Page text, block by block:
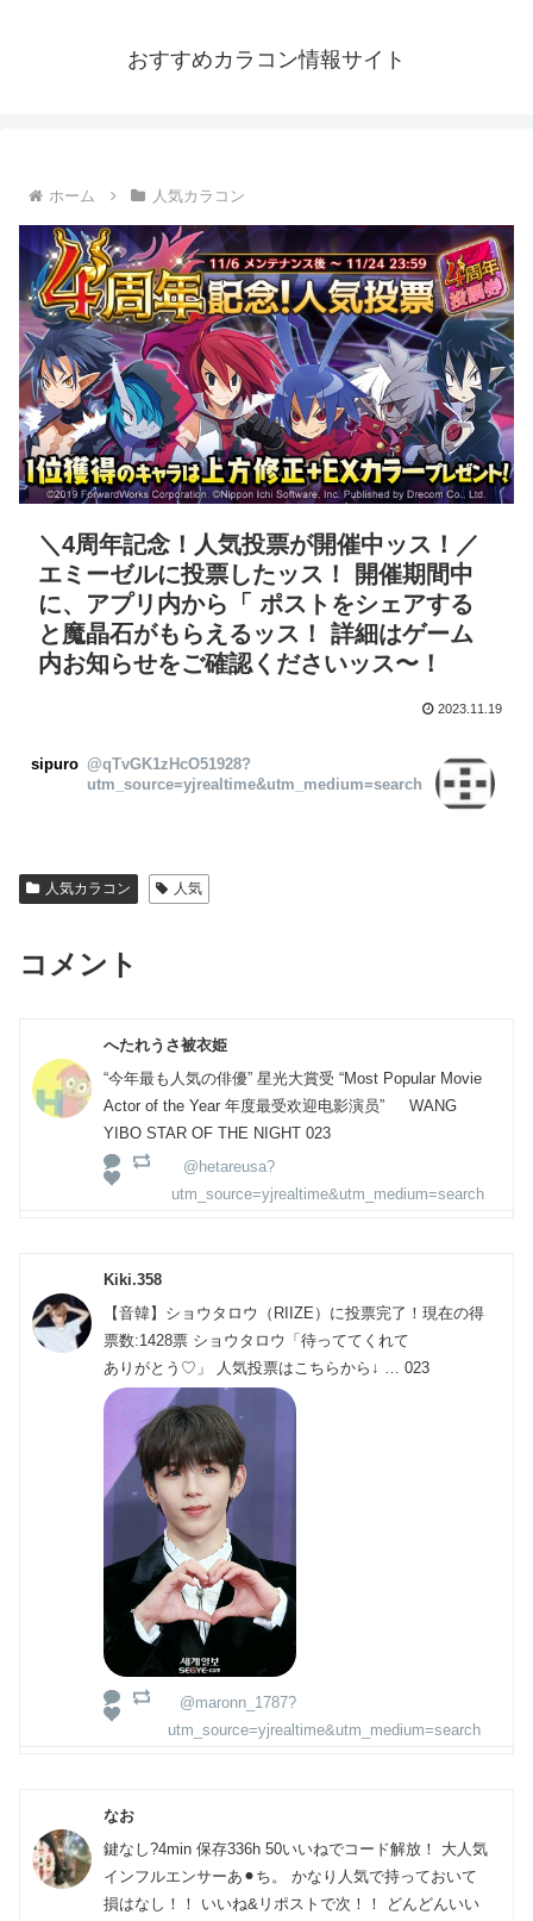
おすすめカラコン情報サイト
ホーム 人気カラコン
＼4周年記念！人気投票が開催中ッス！／
エミーゼルに投票したッス！ 開催期間中
に、アプリ内から「 ポストをシェアする
と魔晶石がもらえるッス！ 詳細はゲーム
内お知らせをご確認くださいッス〜！
2023.11.19
sipuro @qTvGK1zHcO51928?
utm_source=yjrealtime&utm_medium=search
人気カラコン 人気
コメント
へたれうさ被衣姫
“今年最も人気の俳優” 星光大賞受 “Most Popular Movie
Actor of the Year 年度最受欢迎电影演员” WANG
YIBO STAR OF THE NIGHT 023
@hetareusa?
utm_source=yjrealtime&utm_medium=search
Kiki.358
【音韓】ショウタロウ（RIIZE）に投票完了！現在の得
票数:1428票 ショウタロウ「待っててくれて
ありがとう♡」 人気投票はこちらから↓ … 023
@maronn_1787?
utm_source=yjrealtime&utm_medium=search
なお
鍵なし?4min 保存336h 50いいねでコード解放！ 大人気
インフルエンサーあ⚫︎ち。 かなり人気で持っておいて
損はなし！！ いいね&リポストで次！！ どんどんいい